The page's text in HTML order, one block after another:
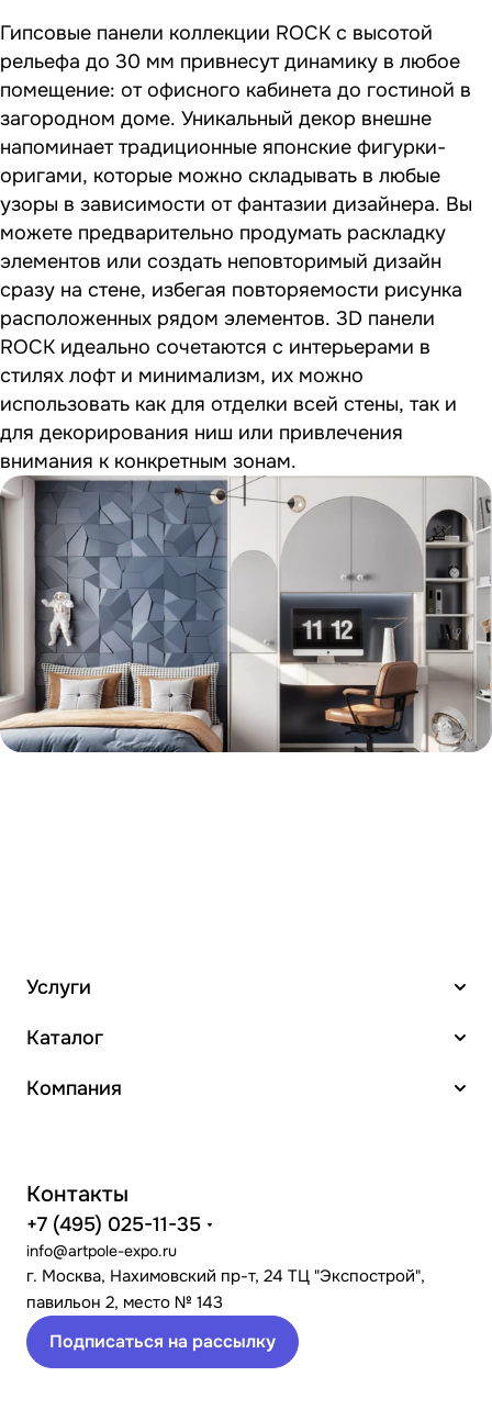
Гипсовые панели коллекции ROCK с высотой
рельефа до 30 мм привнесут динамику в любое
помещение: от офисного кабинета до гостиной в
загородном доме. Уникальный декор внешне
напоминает традиционные японские фигурки-
оригами, которые можно складывать в любые
узоры в зависимости от фантазии дизайнера. Вы
можете предварительно продумать раскладку
элементов или создать неповторимый дизайн
сразу на стене, избегая повторяемости рисунка
расположенных рядом элементов. 3D панели
ROCK идеально сочетаются с интерьерами в
стилях лофт и минимализм, их можно
использовать как для отделки всей стены, так и
для декорирования ниш или привлечения
внимания к конкретным зонам.
Услуги
Каталог
Компания
Контакты
+7 (495) 025-11-35
info@artpole-expo.ru
г. Москва, Нахимовский пр-т, 24 ТЦ "Экспострой",
павильон 2, место № 143
Подписаться на рассылку